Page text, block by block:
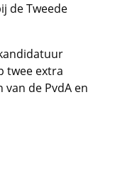
de Tweede
twee extra
de PvdA en